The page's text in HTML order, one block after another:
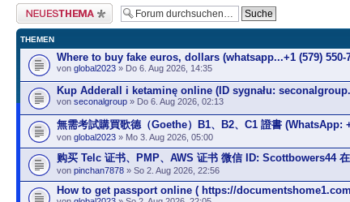
Neues Thema erstellen
THEMEN
Where to buy fake euros, dollars (whatsapp...+1 (579) 550-
von global2023 » Do 6. Aug 2026, 14:35
Kup Adderall i ketaminę online (ID sygnału:
von seconalgroup » Do 6. Aug 2026, 02:13
無需考試購買歌德（Goethe）B1、B2、C1 證書 (WhatsApp:
von global2023 » Mo 3. Aug 2026, 05:00
购买 Telc 证书、PMP、AWS 证书 微信 ID: Scottbowers44
von pinchan7878 » So 2. Aug 2026, 22:56
How to get passport online ( https://